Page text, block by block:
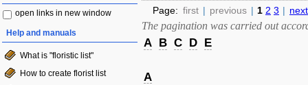
open links in new window
Help and manuals
What is "floristic list"
How to create florist list
Page: first | previous | 1 2 3 | next
The pagination was carried out
A B C D E
A